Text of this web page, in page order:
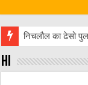
निचलौल का ढेसो
Hi